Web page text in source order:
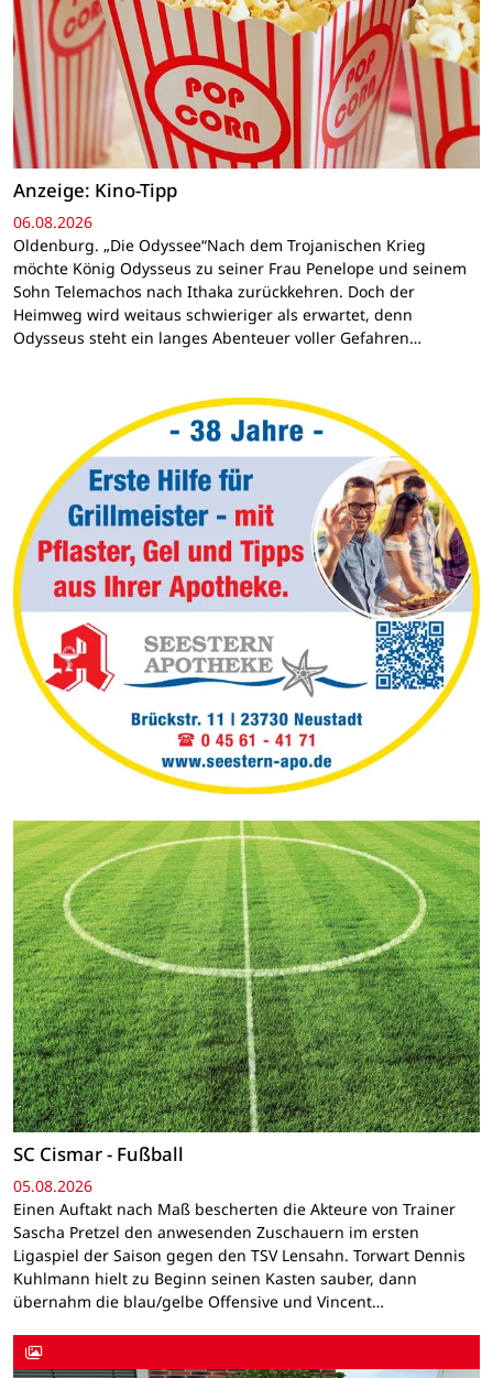
Anzeige: Kino-Tipp
06.08.2026
Oldenburg. „Die Odyssee“Nach dem Trojanischen Krieg
möchte König Odysseus zu seiner Frau Penelope und seinem
Sohn Telemachos nach Ithaka zurückkehren. Doch der
Heimweg wird weitaus schwieriger als erwartet, denn
Odysseus steht ein langes Abenteuer voller Gefahren…
SC Cismar - Fußball
05.08.2026
Einen Auftakt nach Maß bescherten die Akteure von Trainer
Sascha Pretzel den anwesenden Zuschauern im ersten
Ligaspiel der Saison gegen den TSV Lensahn. Torwart Dennis
Kuhlmann hielt zu Beginn seinen Kasten sauber, dann
übernahm die blau/gelbe Offensive und Vincent…